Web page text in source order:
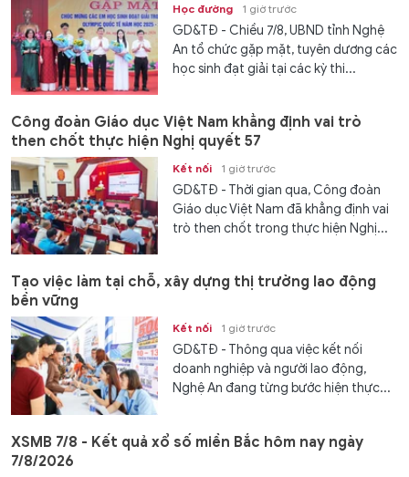
Học đường 1 giờ trước
GD&TĐ - Chiều 7/8, UBND tỉnh Nghệ
An tổ chức gặp mặt, tuyên dương các
học sinh đạt giải tại các kỳ thi...
Công đoàn Giáo dục Việt Nam khẳng định vai trò
then chốt thực hiện Nghị quyết 57
Kết nối 1 giờ trước
GD&TĐ - Thời gian qua, Công đoàn
Giáo dục Việt Nam đã khẳng định vai
trò then chốt trong thực hiện Nghị...
Tạo việc làm tại chỗ, xây dựng thị trường lao động
bền vững
Kết nối 1 giờ trước
GD&TĐ - Thông qua việc kết nối
doanh nghiệp và người lao động,
Nghệ An đang từng bước hiện thực...
XSMB 7/8 - Kết quả xổ số miền Bắc hôm nay ngày
7/8/2026